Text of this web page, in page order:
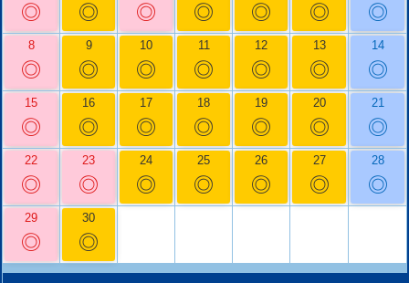
◎ ◎ ◎ ◎ ◎ ◎ ◎
8
◎
9
◎
10
◎
11
◎
12
◎
13
◎
14
◎
15
◎
16
◎
17
◎
18
◎
19
◎
20
◎
21
◎
22
◎
23
◎
24
◎
25
◎
26
◎
27
◎
28
◎
29
◎
30
◎